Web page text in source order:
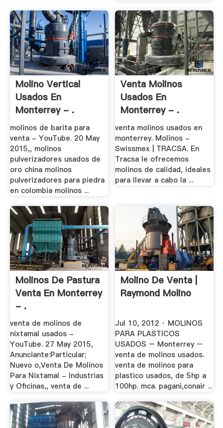
Molino Vertical
Usados En
Monterrey - .
molinos de barita para
venta - YouTube. 20 May
2015,, molinos
pulverizadores usados de
oro china molinos
pulverizadores para piedra
en colombia molinos ...
Venta Molinos
Usados En
Monterrey - .
venta molinos usados en
monterrey. Molinos -
Swissmex | TRACSA. En
Tracsa le ofrecemos
molinos de calidad, ideales
para llevar a cabo la ...
Molinos De Pastura
Venta En Monterrey
- .
venta de molinos de
nixtamal usados -
YouTube. 27 May 2015,
Anunciante:Particular;
Nuevo o,Venta De Molinos
Para Nixtamal - Industrias
y Oficinas,, venta de ...
Molino De Venta |
Raymond Molino
Jul 10, 2012 · MOLINOS
PARA PLASTICOS
USADOS – Monterrey –
venta de molinos usados.
venta de molinos para
plastico usados, de 5hp a
100hp. mca. pagani,conair ...